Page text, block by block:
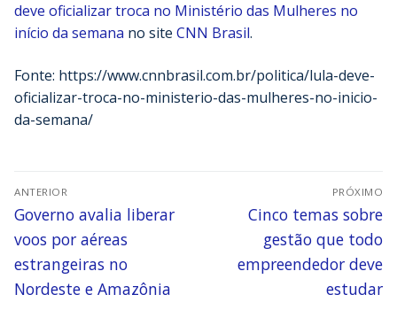
deve oficializar troca no Ministério das Mulheres no
início da semana no site CNN Brasil.
Fonte: https://www.cnnbrasil.com.br/politica/lula-deve-
oficializar-troca-no-ministerio-das-mulheres-no-inicio-
da-semana/
ANTERIOR
Governo avalia liberar
voos por aéreas
estrangeiras no
Nordeste e Amazônia
PRÓXIMO
Cinco temas sobre
gestão que todo
empreendedor deve
estudar